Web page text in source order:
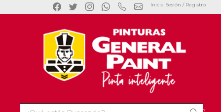
Inicia Sesión / Registro